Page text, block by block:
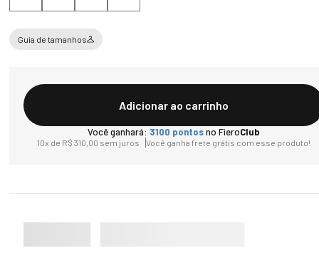
Guia de tamanhos
Adicionar ao carrinho
Você ganhará: 3100 pontosno FieroClub
10x de R$ 310,00 sem juros Você ganha frete grátis com esse produto!